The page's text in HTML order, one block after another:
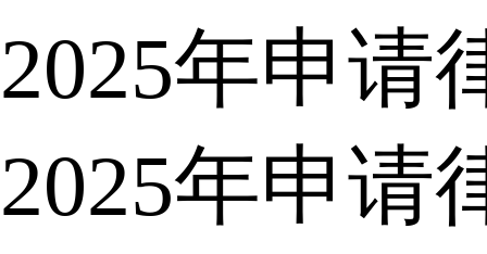
2025年申请
2025年申请